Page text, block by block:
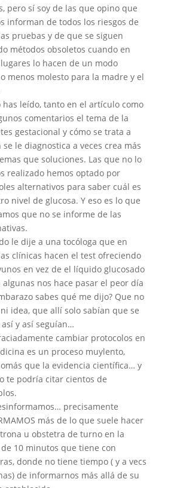
pero sí soy de las que opino que
informan de todos los riesgos de
pruebas y de que se siguen
métodos obsoletos cuando en
lo hacen de un modo
menos molesto para la madre y el
has leído, tanto en el artículo como
comentarios el tema de la
gestacional y cómo se trata a
le diagnostica a veces crea más
que soluciones. Las que no lo
realizado hemos optado por
alternativos para saber cuál es
nivel de glucosa. Y eso es lo que
que no se informe de las
le dije a una tocóloga que en
clínicas hacen el test ofreciendo
en vez de el líquido glucosado
algunas nos hace pasar el peor día
sabes qué me dijo? Que no
idea, que allí solo sabían que se
así y así seguían…
cambiar protocolos en
es un proceso muylento,
que la evidencia científica… y
te podría citar cientos de
precisamente
más de lo que suele hacer
u obstetra de turno en la
10 minutos que tiene con
donde no tiene tiempo ( y a vecs
de informarnos más allá de su